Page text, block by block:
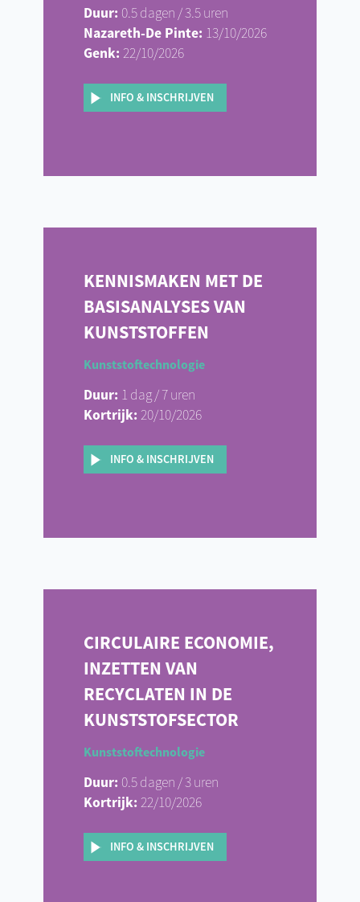
Duur: 0.5 dagen / 3.5 uren
Nazareth-De Pinte: 13/10/2026
Genk: 22/10/2026
INFO & INSCHRIJVEN
KENNISMAKEN MET DE
BASISANALYSES VAN
KUNSTSTOFFEN
Kunststoftechnologie
Duur: 1 dag / 7 uren
Kortrijk: 20/10/2026
INFO & INSCHRIJVEN
CIRCULAIRE ECONOMIE,
INZETTEN VAN
RECYCLATEN IN DE
KUNSTSTOFSECTOR
Kunststoftechnologie
Duur: 0.5 dagen / 3 uren
Kortrijk: 22/10/2026
INFO & INSCHRIJVEN